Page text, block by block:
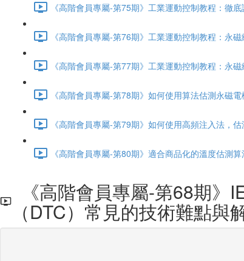
《高階會員專屬-第75期》工業運動控制教程：徹
《高階會員專屬-第76期》工業運動控制教程：永
《高階會員專屬-第77期》工業運動控制教程：永
《高階會員專屬-第78期》如何使用算法估測永磁
《高階會員專屬-第79期》如何使用高頻注入法，
《高階會員專屬-第80期》適合商品化的溫度估測
《高階會員專屬-第68期》
（DTC）常見的技術難點與